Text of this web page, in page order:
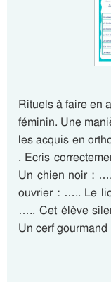
Rituels à faire en
féminin. Une
les acquis en
. Ecris
Un chien noir :
ouvrier : ….. Le
….. Cet élève
Un cerf